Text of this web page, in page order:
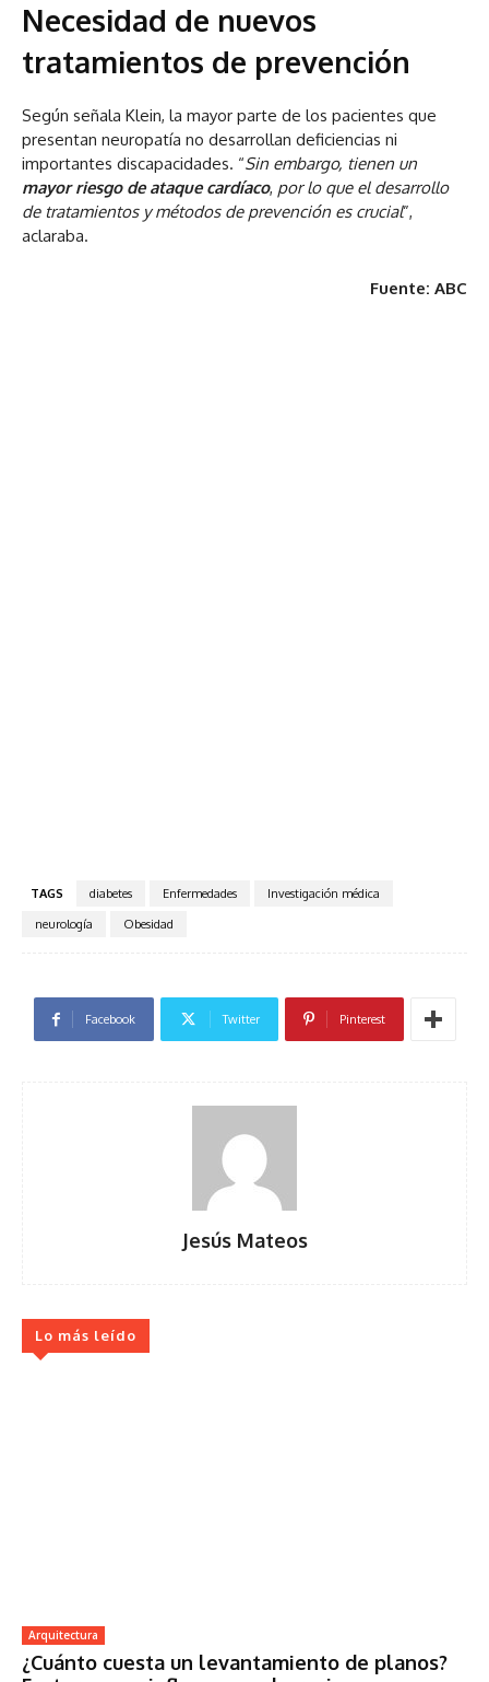
Necesidad de nuevos
tratamientos de prevención
Según señala Klein, la mayor parte de los pacientes que
presentan neuropatía no desarrollan deficiencias ni
importantes discapacidades. “Sin embargo, tienen un
mayor riesgo de ataque cardíaco, por lo que el desarrollo
de tratamientos y métodos de prevención es crucial”,
aclaraba.
Fuente: ABC
TAGS diabetes Enfermedades
Investigación médica
neurología
Obesidad
Facebook Twitter Pinterest
Jesús Mateos
Lo más leído
Arquitectura
¿Cuánto cuesta un levantamiento de planos?